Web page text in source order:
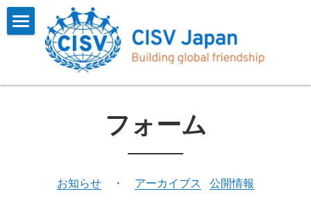
Home
インタビュー
参加報告
よくある質問
お問い合わせ
フォーム
お知らせ ・ アーカイブス 公開情報
ブログカテゴリー
すべてのカテゴリ